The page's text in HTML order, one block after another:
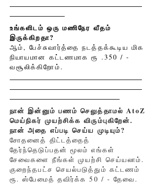
உங்களிடம் ஒரு மணிநேர வீதம்
இருக்கிறதா?
ஆம், பேச்சுவார்த்தை நடத்தக்கூடிய மிக
நியாயமான கட்டணமாக ரூ .350 / -
வசூலிக்கிறோம்.
நான் இன்னும் பணம் செலுத்தாமல் AtoZ
மெய்நிகர் முயற்சிக்க விரும்புகிறேன்.
நான் அதை எப்படி செய்ய முடியும்?
சோதனைத் திட்டத்தைத்
தேர்ந்தெடுப்பதன் மூலம் எங்கள்
சேவைகளை நீங்கள் முயற்சி செய்யலாம்.
குறைந்தபட்ச செயல்படுத்தும் கட்டணம்
ரூ. ஸ்பேமைத் தவிர்க்க 50 / - தேவை.